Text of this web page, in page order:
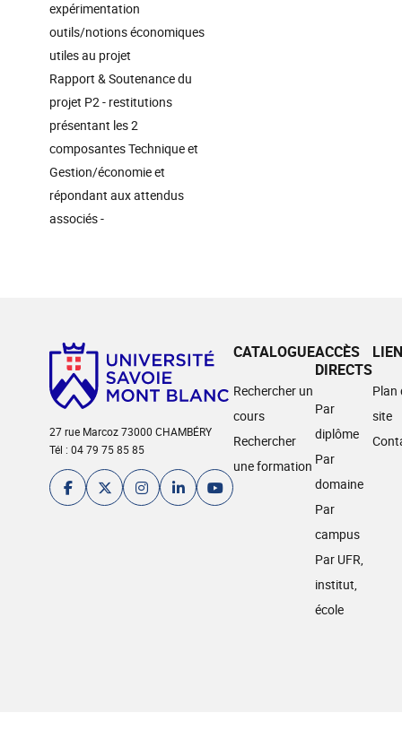
expérimentation
outils/notions économiques
utiles au projet
Rapport & Soutenance du
projet P2 - restitutions
présentant les 2
composantes Technique et
Gestion/économie et
répondant aux attendus
associés -
27 rue Marcoz 73000 CHAMBÉRY
Tél : 04 79 75 85 85
CATALOGUE
Rechercher un
cours
Rechercher
une formation
ACCÈS
DIRECTS
Par
diplôme
Par
domaine
Par
campus
Par UFR,
institut,
école
Plan
site